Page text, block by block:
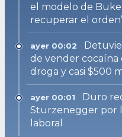
el modelo de
recuperar el
ayer 00:02
de vender cocaína
droga y casi $500
ayer 00:01
Duro
Sturzenegger por
laboral